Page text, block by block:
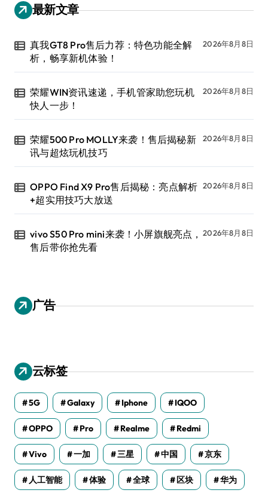
最新文章
真我GT8 Pro售后力荐：特色功能全解
析，畅享新机体验！
2026年8月8日
荣耀WIN资讯速递，手机管家助您玩机
快人一步！
2026年8月8日
荣耀500 Pro MOLLY来袭！售后揭秘新
讯与超炫玩机技巧
2026年8月8日
OPPO Find X9 Pro售后揭秘：亮点解析
+超实用技巧大放送
2026年8月8日
vivo S50 Pro mini来袭！小屏旗舰亮点，
售后带你抢先看
2026年8月8日
广告
云标签
5G Galaxy Iphone IQOO
OPPO Pro Realme Redmi
Vivo 一加 三星 中国 京东
人工智能 体验 全球 区块 华为